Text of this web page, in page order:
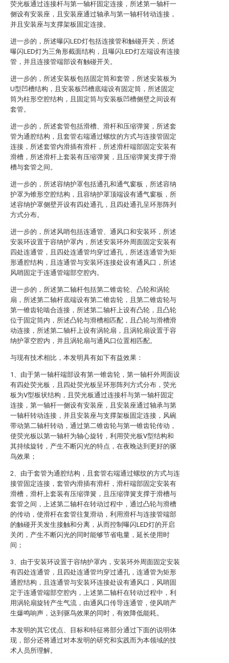
荧光板通过连接杆与第一轴杆固定连接，所述第一轴杆一
侧设有安装座，且安装座通过轴承与第一轴杆转动连接，
并且安装座与支撑架板固定连接。
进一步的，所述曝闪LED灯包括连接管和触碰开关，所述
曝闪LED灯为三角形截面结构，且曝闪LED灯左端设有连接
管，并且连接管端部设有触碰开关。
进一步的，所述安装板包括固定筒和套管，所述安装板为
U型凹槽结构，且安装板凹槽底端设有固定筒，所述固定
筒为柱形空腔结构，且固定筒与安装板凹槽侧壁之间设有
套管。
进一步的，所述套管包括滑槽、滑杆和压缩弹簧，所述套
管为通腔结构，且套管右端通过螺纹的方式与连接管固定
连接，所述套管内滑插有滑杆，所述滑杆端部固定安装有
滑槽，所述滑杆上套装有压缩弹簧，且压缩弹簧支撑于滑
槽与套管之间。
进一步的，所述容纳护罩包括通孔和通气窗板，所述容纳
护罩为锥形空腔结构，且容纳护罩顶端设有通气窗板，所
述容纳护罩侧壁开设有四处通孔，且四处通孔呈环形阵列
方式分布。
进一步的，所述风哨包括连通管、通风口和安装环，所述
安装环设置于容纳护罩内，所述安装环外周面固定安装有
四处连通管，且四处连通管均穿过通孔，所述连通管为矩
形通腔结构，且连通管与安装环连接处设有通风口，所述
风哨固定于连通管端部空腔内。
进一步的，所述第二轴杆包括第二锥齿轮、凸轮和涡轮
扇，所述第二轴杆底端设有第二锥齿轮，且第二锥齿轮与
第一锥齿轮啮合连接，所述第二轴杆上设有凸轮，且凸轮
位于固定筒内，所述凸轮与滑槽相匹配，且凸轮与滑槽滑
动连接，所述第二轴杆上设有涡轮扇，且涡轮扇设置于容
纳护罩空腔内，并且涡轮扇与通风口位置相匹配。
与现有技术相比，本发明具有如下有益效果：
1、由于第一轴杆端部设有第一锥齿轮，第一轴杆外周面设
有四处荧光板，且四处荧光板呈环形阵列方式分布，荧光
板为V型板状结构，且荧光板通过连接杆与第一轴杆固定
连接，第一轴杆一侧设有安装座，且安装座通过轴承与第
一轴杆转动连接，并且安装座与支撑架板固定连接，风碗
带动第二轴杆转动，通过第二锥齿轮与第一锥齿轮传动，
使荧光板以第一轴杆为轴心旋转，利用荧光板V型结构和
其持续旋转，产生不断闪光的特点，在夜晚达到更好的驱
鸟效果；
2、由于套管为通腔结构，且套管右端通过螺纹的方式与连
接管固定连接，套管内滑插有滑杆，滑杆端部固定安装有
滑槽，滑杆上套装有压缩弹簧，且压缩弹簧支撑于滑槽与
套管之间，上述第二轴杆在转动过程中，通过凸轮与滑槽
的传动，使滑杆在套管往复滑动，利用滑杆与连接管端部
的触碰开关发生接触和分离，从而控制曝闪LED灯的开启
关闭，产生不断闪光的同时能够节省电量，延长使用时
间；
3、由于安装环设置于容纳护罩内，安装环外周面固定安装
有四处连通管，且四处连通管均穿过通孔，连通管为矩形
通腔结构，且连通管与安装环连接处设有通风口，风哨固
定于连通管端部空腔内，上述第二轴杆在转动过程中，利
用涡轮扇旋转产生气流，由通风口传导连通管，使风哨产
生爆鸣响声，达到驱鸟效果的同时，有效降低能耗。
本发明的其它优点、目标和特征将部分通过下面的说明体
现，部分还将通过对本发明的研究和实践而为本领域的技
术人员所理解。